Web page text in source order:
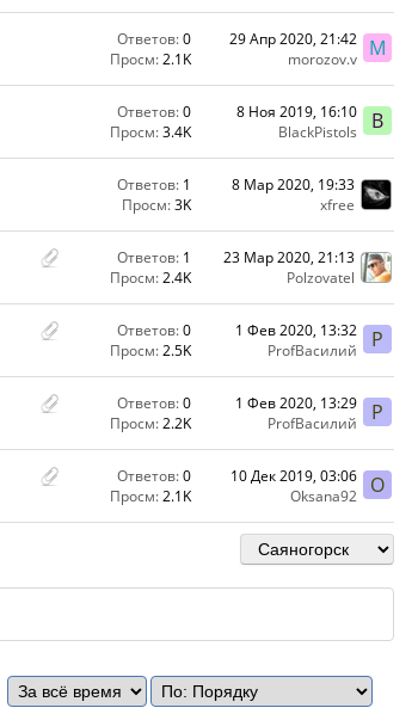
Ответов:0
Просм:2.1K M
29 Апр 2020, 21:42
morozov.v
Ответов:0
Просм:3.4K B
8 Ноя 2019, 16:10
BlackPistols
Ответов: 1
Просм:3K
8 Мар 2020, 19:33
xfree
Ответов: 1
Просм:2.4K
23 Мар 2020, 21:13
Polzovatel
Ответов:0
Просм:2.5K P
1 Фев 2020, 13:32
ProfВасилий
Ответов:0
Просм:2.2K P
1 Фев 2020, 13:29
ProfВасилий
Ответов:0
Просм:2.1K O
10 Дек 2019, 03:06
Oksana92